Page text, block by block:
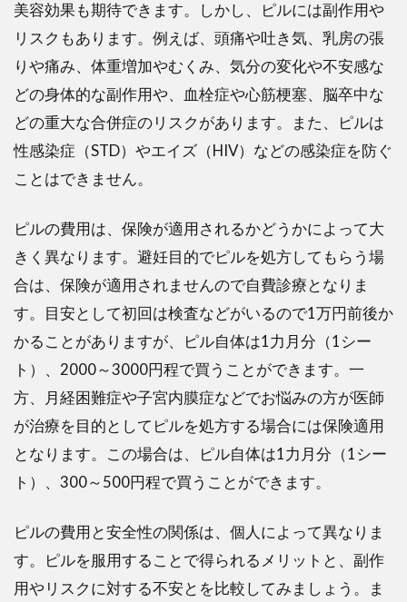
美容効果も期待できます。しかし、ピルには副作用や
リスクもあります。例えば、頭痛や吐き気、乳房の張
りや痛み、体重増加やむくみ、気分の変化や不安感な
どの身体的な副作用や、血栓症や心筋梗塞、脳卒中な
どの重大な合併症のリスクがあります。また、ピルは
性感染症（STD）やエイズ（HIV）などの感染症を防ぐ
ことはできません。
ピルの費用は、保険が適用されるかどうかによって大
きく異なります。避妊目的でピルを処方してもらう場
合は、保険が適用されませんので自費診療となりま
す。目安として初回は検査などがいるので1万円前後か
かることがありますが、ピル自体は1力月分（1シー
ト）、2000～3000円程で買うことができます。一
方、月経困難症や子宮内膜症などでお悩みの方が医師
が治療を目的としてピルを処方する場合には保険適用
となります。この場合は、ピル自体は1力月分（1シー
ト）、300～500円程で買うことができます。
ピルの費用と安全性の関係は、個人によって異なりま
す。ピルを服用することで得られるメリットと、副作
用やリスクに対する不安とを比較してみましょう。ま